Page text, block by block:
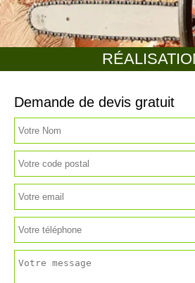
Demande de devis gratuit